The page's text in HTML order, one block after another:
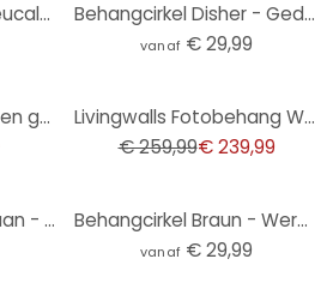
Natuur Fotobehang eucalyptusbos in de Yarra Ranges - Colombo Behangcirkel Disher - Gedroogde Bloemen - vliesbehang/zelfklevend vliesbehang
vanaf € 29,99
Fotobehang mist groen grijs - natuurbehang bomen - uittrekbaar Vliesbehang
Livingwalls Fotobehang Walls by Patel funky birds 3
€ 259,99€ 239,99
Behangcirkel Volle Maan - vliesbehang/zelfklevend vliesbehang Behangcirkel Braun - Wereldkaart - vliesbehang/zelfklevend vliesbehang
vanaf € 29,99